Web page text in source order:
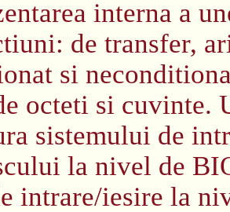
interna a
de transfer,
si
octeti si cuvinte.
sistemului de
la nivel de
intrare/iesire la